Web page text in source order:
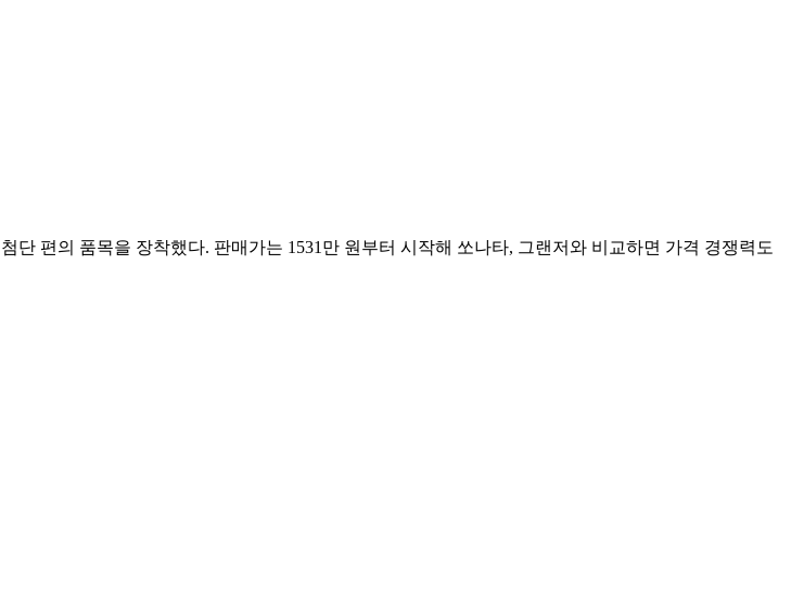
편의 품목을 장착했다. 판매가는 1531만 원부터 시작해 쏘나타, 그랜저와 비교하면 가격 경쟁력도